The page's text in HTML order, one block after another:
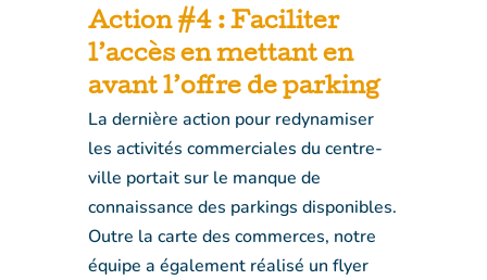
Action #4 : Faciliter
l’accès en mettant en
avant l’offre de parking
La dernière action pour redynamiser
les activités commerciales du centre-
ville portait sur le manque de
connaissance des parkings disponibles.
Outre la carte des commerces, notre
équipe a également réalisé un flyer